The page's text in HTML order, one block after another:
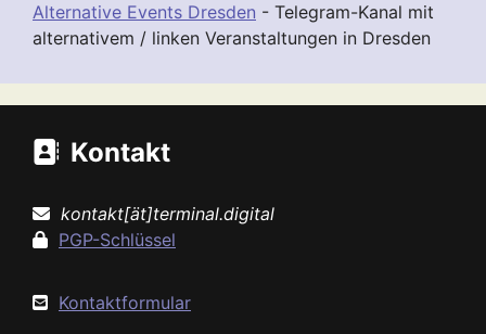
Alternative Events Dresden - Telegram-Kanal mit
alternativem / linken Veranstaltungen in Dresden
Kontakt
kontakt[ät]terminal.digital
PGP-Schlüssel
Kontaktformular